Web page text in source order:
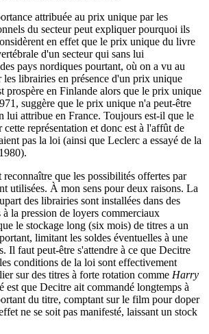
attribuée au prix unique par les
du secteur peut expliquer pourquoi ils
en effet que le prix unique du livre
d'un secteur qui sans lui
pays nordiques pourtant, où on a vu au
librairies en présence d'un prix unique
prospère en Finlande alors que le prix unique
suggère que le prix unique n'a peut-être
lui attribue en France. Toujours est-il que le
cette représentation et donc est à l'affût de
pas la loi (ainsi que Leclerc a essayé de la
que les possibilités offertes par
utilisées. À mon sens pour deux raisons. La
des librairies sont installées dans des
la pression de loyers commerciaux
le stockage long (six mois) de titres a un
limitant les soldes éventuelles à une
Il faut peut-être s'attendre à ce que Decitre
conditions de la loi sont effectivement
sur des titres à forte rotation comme Harry
est que Decitre ait commandé longtemps à
du titre, comptant sur le film pour doper
ne se soit pas manifesté, laissant un stock